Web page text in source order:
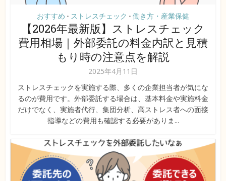
おすすめ • ストレスチェック • 働き方・産業保健
【2026年最新版】ストレスチェック
費用相場｜外部委託の料金内訳と見積
もり時の注意点を解説
2025年4月11日
ストレスチェックを実施する際、多くの企業担当者が気にな
るのが費用です。外部委託する場合は、基本料金や実施料金
だけでなく、実施者代行、集団分析、高ストレス者への面接
指導などの費用も確認する必要がありま...